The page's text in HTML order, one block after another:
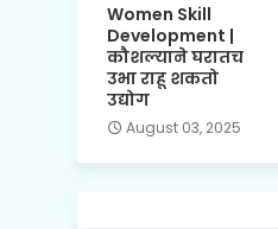
Women Skill
Development |
कौशल्याने घरातच
उभा राहू शकतो
उद्योग
August 03, 2025